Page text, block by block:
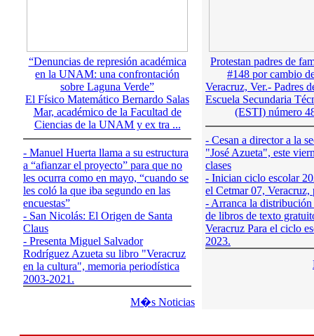
“Denuncias de represión académica
en la UNAM: una confrontación
sobre Laguna Verde”
El Físico Matemático Bernardo Salas
Mar, académico de la Facultad de
Ciencias de la UNAM y ex tra ...
- Manuel Huerta llama a su estructura
a “afianzar el proyecto” para que no
les ocurra como en mayo, “cuando se
les coló la que iba segundo en las
encuestas”
- San Nicolás: El Origen de Santa
Claus
- Presenta Miguel Salvador
Rodríguez Azueta su libro "Veracruz
en la cultura", memoria periodística
2003-2021.
M�s Noticias
Protestan padres de
#148 por cambio
Veracruz, Ver.- Padres
Escuela Secundaria
(ESTI) número
- Cesan a director a la
"José Azueta", este
clases
- Inician ciclo escolar
el Cetmar 07, Veracruz,
- Arranca la
de libros de texto
Veracruz Para el ciclo
2023.